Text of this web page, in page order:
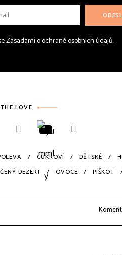
Zásadami o ochraně osobních údajů.
LOVE
CUKROVÍ DĚTSKÉ
DEZERT OVOCE PIŠKOT